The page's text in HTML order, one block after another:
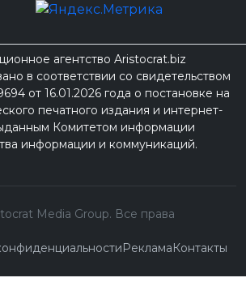
агентство Aristocrat.biz
в соответствии со свидетельством
от 16.01.2026 года о постановке на
печатного издания и интернет-
Комитетом информации
информации и коммуникаций.
Media Group. Все права
РекламаКонтакты